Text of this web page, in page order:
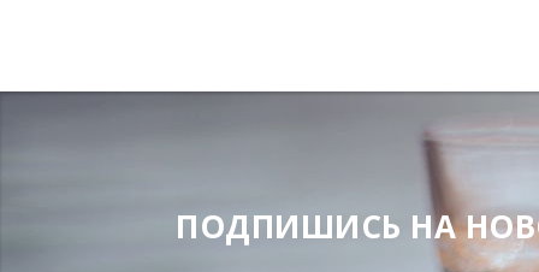
ПОДПИШИСЬ НА